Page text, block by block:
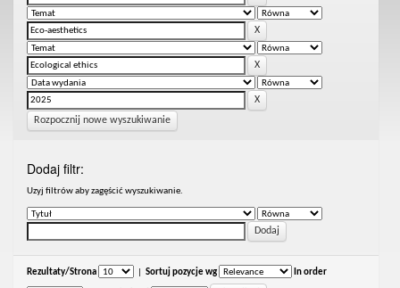
Rozpocznij nowe wyszukiwanie
Dodaj filtr:
Uzyj filtrów aby zagęścić wyszukiwanie.
Rezultaty/Strona Sortuj pozycje wg In order